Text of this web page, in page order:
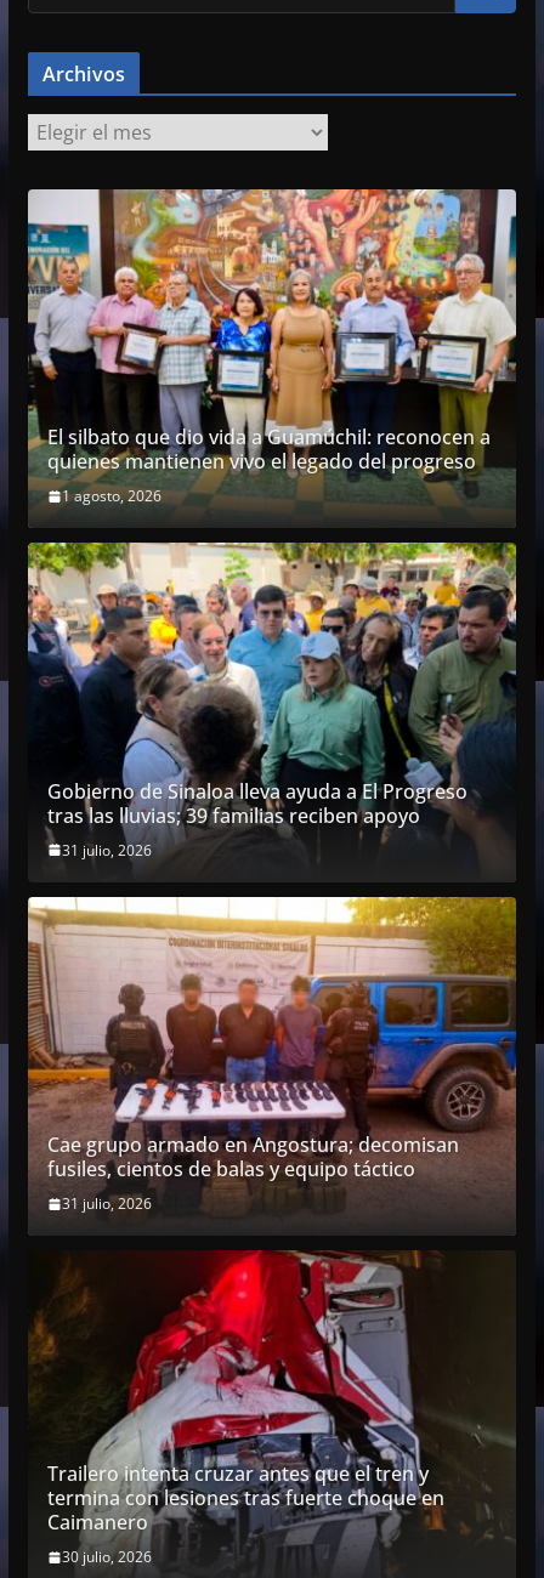
Archivos
r
c
h
i
v
o
s
El silbato que dio vida a Guamúchil: reconocen a
quienes mantienen vivo el legado del progreso
1 agosto, 2026
Gobierno de Sinaloa lleva ayuda a El Progreso
tras las lluvias; 39 familias reciben apoyo
31 julio, 2026
Cae grupo armado en Angostura; decomisan
fusiles, cientos de balas y equipo táctico
31 julio, 2026
Trailero intenta cruzar antes que el tren y
termina con lesiones tras fuerte choque en
Caimanero
30 julio, 2026